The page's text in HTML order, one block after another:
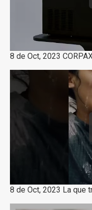
8 de Oct, 2023
8 de Oct, 2023 La que